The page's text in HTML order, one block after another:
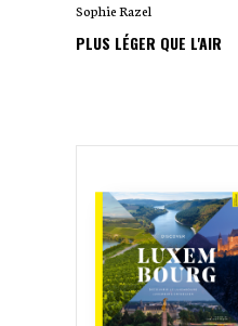
Sophie Razel
PLUS LÉGER QUE L'AIR